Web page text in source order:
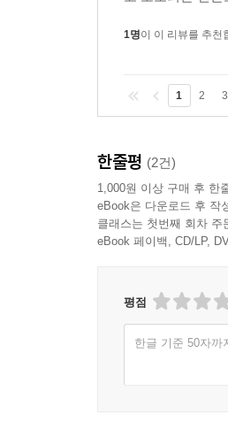
이 원초적 대지에서
광대한 벌판 속에서.
이 끝없는 레이스.
Y와 나는 동일한 것
같은 현실에 몸을 던
무엇이 다른가. 만일
중에서
젊은이들은 간혹 이
번뇌가 싹트기 시작
봐왔습니다. ---
1명이 이 리뷰를 추천
1 2 3
한줄평 (2건)
1,000원 이상 구매 후 한
eBook은 다운로드 후 작
클래스는 첫번째 회차
eBook 페이백, CD/LP,
평점
한글 기준 50자까